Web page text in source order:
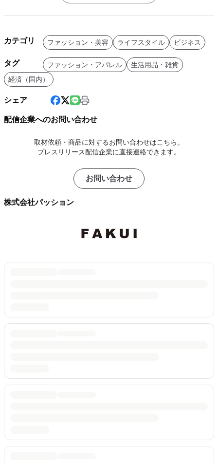
カテゴリ ファッション・美容 ライフスタイル ビジネス
タグ ファッション・アパレル
生活用品・雑貨
経済（国内）
シェア
配信企業へのお問い合わせ
取材依頼・商品に対するお問い合わせはこちら。
プレスリリース配信企業に直接連絡できます。
お問い合わせ
株式会社パッション